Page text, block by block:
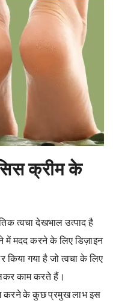
क्रीम के
त्वचा देखभाल उत्पाद है
में मदद करने के लिए डिज़ाइन
गया है जो त्वचा के लिए
काम करते हैं।
करने के कुछ प्रमुख लाभ इस